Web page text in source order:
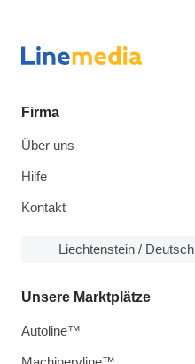
Firma
Über uns
Hilfe
Kontakt
Liechtenstein / Deutsch
Unsere Marktplätze
Autoline™